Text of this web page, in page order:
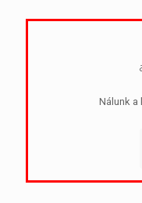
Nálunk a